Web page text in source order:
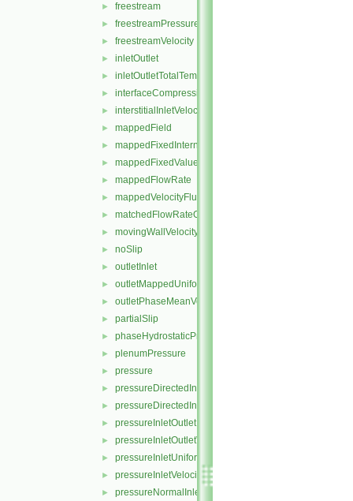
► freestream
► freestreamPressure
► freestreamVelocity
► inletOutlet
► inletOutletTotalTemperature
► interfaceCompression
► interstitialInletVelocity
► mappedField
► mappedFixedInternalValue
► mappedFixedValue
► mappedFlowRate
► mappedVelocityFluxFixedValue
► matchedFlowRateOutletVelocity
► movingWallVelocity
► noSlip
► outletInlet
► outletMappedUniformInlet
► outletPhaseMeanVelocity
► partialSlip
► phaseHydrostaticPressure
► plenumPressure
► pressure
► pressureDirectedInletOutletVelocity
► pressureDirectedInletVelocity
► pressureInletOutletParSlipVelocity
► pressureInletOutletVelocity
► pressureInletUniformVelocity
► pressureInletVelocity
► pressureNormalInletOutletVelocity